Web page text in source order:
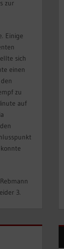
zur
Einige
sich
einen
zu
auf
3.